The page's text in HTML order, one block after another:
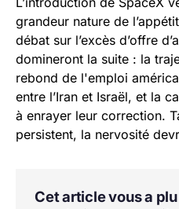
grandeur nature de
débat sur l’excès d’offre
domineront la suite : la
rebond de l'emploi
entre l’Iran et Israël, et la
à enrayer leur correction.
persistent, la nervosité
Cet article vous a